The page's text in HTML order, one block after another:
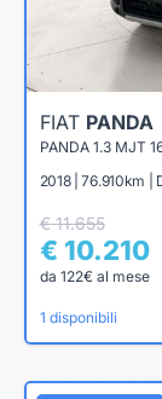
FIAT PANDA
PANDA 1.3 MJT
2018 | 76.910km |
€ 11.655
€ 10.210
da 122€ al mese
1 disponibili